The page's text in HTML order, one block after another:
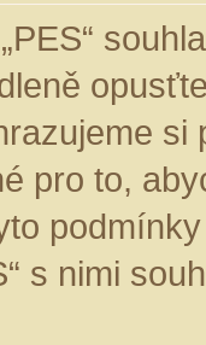
pro to,
s nimi